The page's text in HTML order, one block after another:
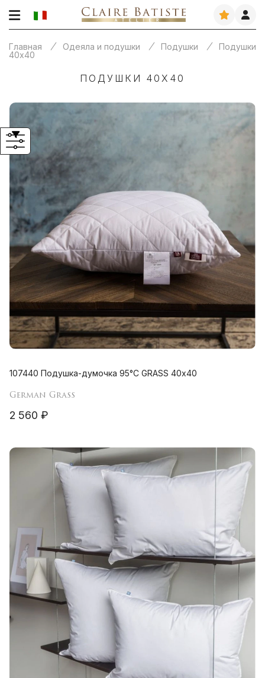
Главная Одеяла и подушки Подушки
Подушки
40х40
ПОДУШКИ 40Х40
107440 Подушка-думочка 95°C GRASS 40х40
German Grass
2 560 ₽